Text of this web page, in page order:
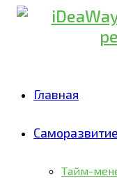
Главная
Саморазвитие
Тайм-